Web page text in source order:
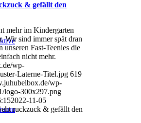
& gefällt den
mehr im Kindergarten
Wir sind immer spät dran
Fast-Teenies die
nicht mehr.
wp-
Laterne-Titel.jpg 619
wp-
logo-300x297.png
2022-11-05
ruckzuck & gefällt den